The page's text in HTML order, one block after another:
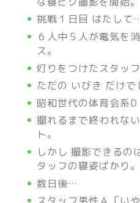
挑戦１日目 はたして
６人中５人が電気を
ス。
灯りをつけたスタッ
ただの いびき だけで
昭和世代の体育会系D
撮れるまで終われな
ト。
しかし 撮影できるの
タッフの寝姿ばかり。
数日後…